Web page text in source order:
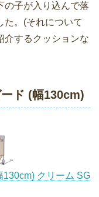
の子が入り込んで落
た。(それについて
介するクッションな
ド (幅130cm)
クリーム SG